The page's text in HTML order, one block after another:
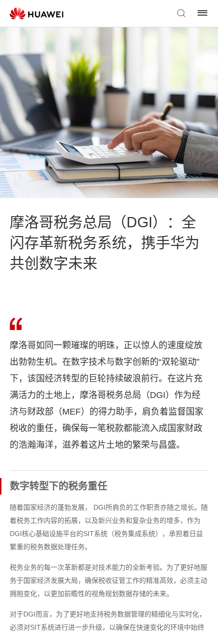
摩洛哥税务总局（DGI）：全
闪存革新税务系统，携手华为
共创数字未来
摩洛哥如同一颗璀璨的明珠，正以惊人的速度绽放
出勃勃生机。在数字技术与数字创新的“双轮驱动”
下，该国经济转型的巨轮持续破浪前行。在这片充
满活力的土地上，摩洛哥税务总局（DGI）作为经
济与财政部（MEF）的得力助手，肩负着监督国家
税收的重任，确保每一笔税款都能流入成国家财政
的浩瀚海洋，滋养着这片土地的繁荣与昌盛。
数字转型下的税务重任
随着国家经济的蓬勃发展， DGI所肩负的工作职责亦随之增长。随
着税务工作内容的拓展，以及新兴业务和复杂业务的增多，作为
DGI核心基础设施平台的SIT系统（税务集成系统），承担着日益
繁重的税务数据处理任务。
税务业务的每一次革新都是对技术能力的全新考验。为了更好地服
务于国家经济发展大局，确保税收征管工作的精准高效，必须主动
拥抱变化，以更加前瞻性的视角规划数据存储的未来。
对于DGI而言，为了更好地支持税务数据管理的精细化与实时化，
必须对SIT系统进行进一步升级，以确保在快速变化的环境中始终